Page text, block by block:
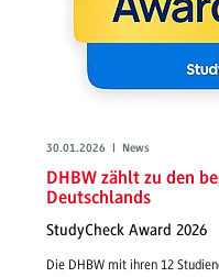
30.01.2026 | News
DHBW zählt zu den
Deutschlands
StudyCheck Award 2026
Die DHBW mit ihren 12